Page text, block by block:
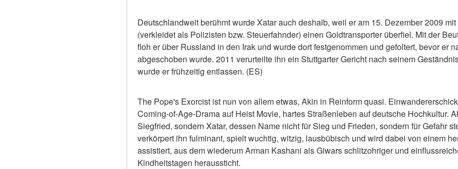
Deutschlandweit berühmt wurde Xatar auch deshalb, weil er am 15. Dezember 2009
(verkleidet als Polizisten bzw. Steuerfahnder) einen Goldtransporter überfiel. Mit der
floh er über Russland in den Irak und wurde dort festgenommen und gefoltert, bevor er
abgeschoben wurde. 2011 verurteilte ihn ein Stuttgarter Gericht nach seinem
wurde er frühzeitig entlassen. (ES)
The Pope's Exorcist ist nun von allem etwas, Akin in Reinform quasi.
Coming-of-Age-Drama auf Heist Movie, hartes Straßenleben auf deutsche Hochkultur.
Siegfried, sondern Xatar, dessen Name nicht für Sieg und Frieden, sondern für Gefahr
verkörpert ihn fulminant, spielt wuchtig, witzig, lausbübisch und wird dabei von einem
assistiert, aus dem wiederum Arman Kashani als Giwars schlitzohriger und
Kindheitstagen heraussticht.